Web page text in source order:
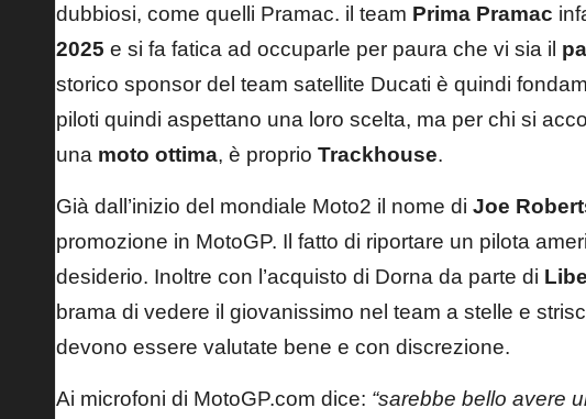
dubbiosi, come quelli Pramac. il team Prima Pramac
2025 e si fa fatica ad occuparle per paura che vi sia il
storico sponsor del team satellite Ducati è quindi
piloti quindi aspettano una loro scelta, ma per chi si
una moto ottima, è proprio Trackhouse.
Già dall’inizio del mondiale Moto2 il nome di Joe
promozione in MotoGP. Il fatto di riportare un pilota
desiderio. Inoltre con l’acquisto di Dorna da parte di
brama di vedere il giovanissimo nel team a stelle e
devono essere valutate bene e con discrezione.
Ai microfoni di MotoGP.com dice: “sarebbe bello avere